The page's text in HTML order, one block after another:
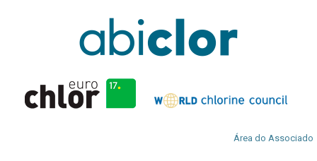
Área do Associado